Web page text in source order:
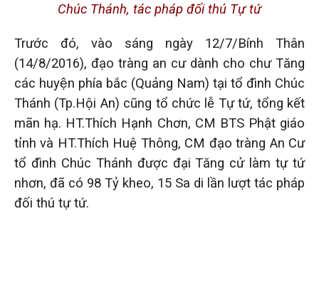
Chúc Thánh, tác pháp đối thú Tự tứ
Trước đó, vào sáng ngày 12/7/Bính Thân
(14/8/2016), đạo tràng an cư dành cho chư Tăng
các huyện phía bắc (Quảng Nam) tại tổ đình Chúc
Thánh (Tp.Hội An) cũng tổ chức lễ Tự tứ, tổng kết
mãn hạ. HT.Thích Hạnh Chơn, CM BTS Phật giáo
tỉnh và HT.Thích Huệ Thông, CM đạo tràng An Cư
tổ đình Chúc Thánh được đại Tăng cử làm tự tứ
nhơn, đã có 98 Tỷ kheo, 15 Sa di lần lượt tác pháp
đối thú tự tứ.